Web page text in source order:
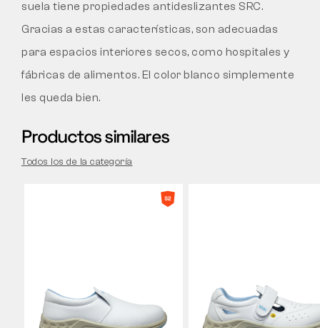
suela tiene propiedades antideslizantes SRC.
Gracias a estas características, son adecuadas
para espacios interiores secos, como hospitales y
fábricas de alimentos. El color blanco simplemente
les queda bien.
Productos similares
Todos los de la categoría